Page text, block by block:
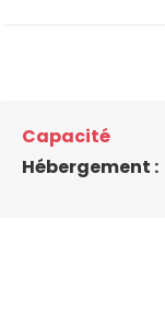
Capacité
Hébergement :